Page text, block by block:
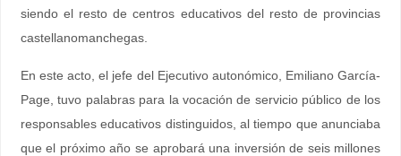
siendo el resto de centros educativos del resto de provincias
castellanomanchegas.
En este acto, el jefe del Ejecutivo autonómico, Emiliano García-
Page, tuvo palabras para la vocación de servicio público de los
responsables educativos distinguidos, al tiempo que anunciaba
que el próximo año se aprobará una inversión de seis millones